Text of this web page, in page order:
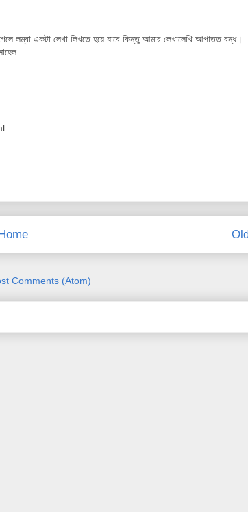
লম্বা একটা লেখা লিখতে হয়ে যাবে কিন্তু আমার লেখালেখি আপাতত বন্ধ।
Comments (Atom)